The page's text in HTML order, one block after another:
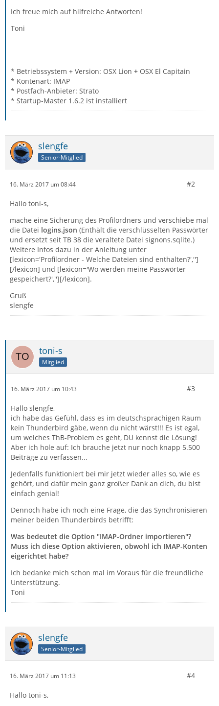
Ich freue mich auf hilfreiche Antworten!
Toni
* Betriebssystem + Version: OSX Lion + OSX El Capitain
* Kontenart: IMAP
* Postfach-Anbieter: Strato
* Startup-Master 1.6.2 ist installiert
slengfe
Senior-Mitglied
16. März 2017 um 08:44 #2
Hallo toni-s,
mache eine Sicherung des Profilordners und verschiebe mal
die Datei logins.json (Enthält die verschlüsselten Passwörter
und ersetzt seit TB 38 die veraltete Datei signons.sqlite.)
Weitere Infos dazu in der Anleitung unter
[lexicon='Profilordner - Welche Dateien sind enthalten?','']
[/lexicon] und [lexicon='Wo werden meine Passwörter
gespeichert?',''][/lexicon].
Gruß
slengfe
toni-s
Mitglied
16. März 2017 um 10:43 #3
Hallo slengfe,
ich habe das Gefühl, dass es im deutschsprachigen Raum
kein Thunderbird gäbe, wenn du nicht wärst!!! Es ist egal,
um welches ThB-Problem es geht, DU kennst die Lösung!
Aber ich hole auf: Ich brauche jetzt nur noch knapp 5.500
Beiträge zu verfassen...
Jedenfalls funktioniert bei mir jetzt wieder alles so, wie es
gehört, und dafür mein ganz großer Dank an dich, du bist
einfach genial!
Dennoch habe ich noch eine Frage, die das Synchronisieren
meiner beiden Thunderbirds betrifft:
Was bedeutet die Option "IMAP-Ordner importieren"?
Muss ich diese Option aktivieren, obwohl ich IMAP-Konten
eigerichtet habe?
Ich bedanke mich schon mal im Voraus für die freundliche
Unterstützung.
Toni
slengfe
Senior-Mitglied
16. März 2017 um 11:13 #4
Hallo toni-s,